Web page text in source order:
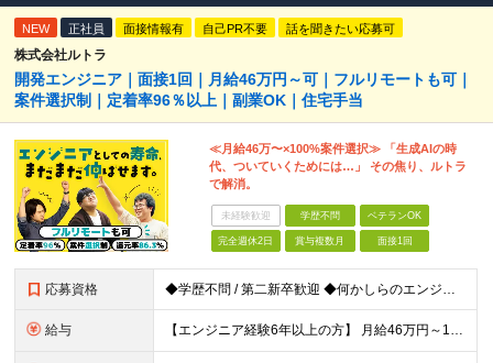
NEW 正社員 面接情報有 自己PR不要 話を聞きたい応募可
株式会社ルトラ
開発エンジニア｜面接1回｜月給46万円～可｜フルリモートも可｜
案件選択制｜定着率96％以上｜副業OK｜住宅手当
≪月給46万〜×100%案件選択≫ 「生成AIの時
代、ついていくためには…」 その焦り、ルトラ
で解消。
未経験歓迎 学歴不問 ベテランOK
完全週休2日 賞与複数月 面接1回
応募資格 ◆学歴不問 / 第二新卒歓迎 ◆何かしらのエンジニア経験をお持ちの方 （言語・期間・フェーズ不問） 経験浅めの方も遠慮なくご応募ください！ ■入社前Q＆A ────── ◎実力に見合った報酬が手に
給与 【エンジニア経験6年以上の方】 月給46万円～100万円（固定残業代含む） ※上記月給には月30時間分の固定残業代（月8万7,400円～月19万円）を含む。超過分は全額支給。 【エンジニア経験4年以